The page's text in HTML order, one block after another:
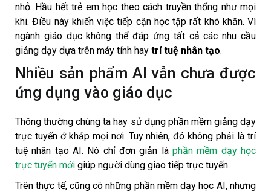
nhỏ. Hầu hết trẻ em học theo cách truyền thống như mọi
khi. Điều này khiến việc tiếp cận học tập rất khó khăn. Vì
ngành giáo dục không thể đáp ứng tất cả các nhu cầu
giảng dạy dựa trên máy tính hay trí tuệ nhân tạo.
Nhiều sản phẩm AI vẫn chưa được
ứng dụng vào giáo dục
Thông thường chúng ta hay sử dụng phần mềm giảng dạy
trực tuyến ở khắp mọi nơi. Tuy nhiên, đó không phải là trí
tuệ nhân tạo AI. Nó chỉ đơn giản là phần mềm dạy học
trực tuyến mới giúp người dùng giao tiếp trực tuyến.
Trên thực tế, cũng có những phần mềm dạy học AI, nhưng